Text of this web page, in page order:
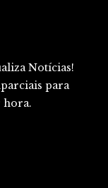
Notícias!
para
hora.